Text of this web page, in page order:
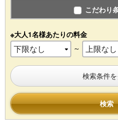
こだわり
※大人1名様あたりの料金
～
検索条件
検索